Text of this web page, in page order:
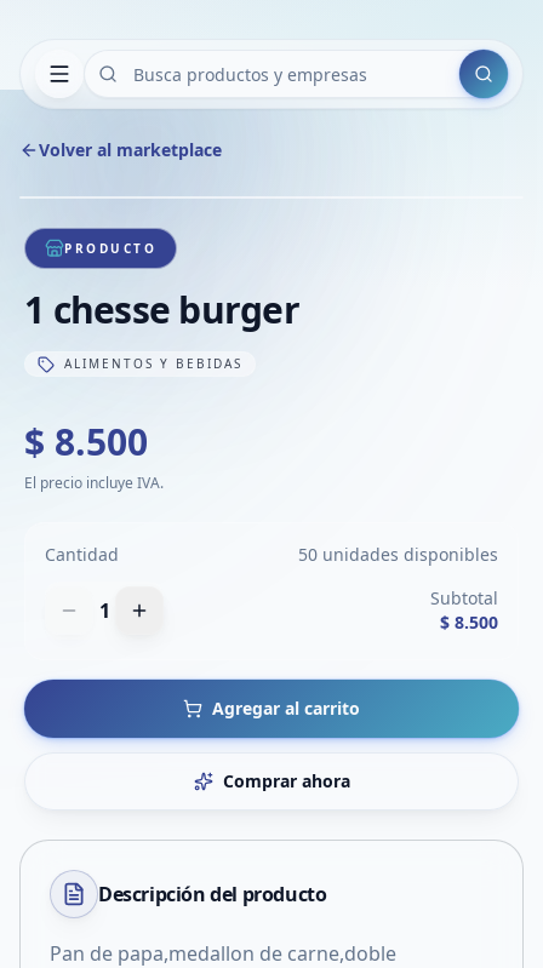
Buscar
Volver al marketplace
1/1
PRODUCTO
1 chesse burger
ALIMENTOS Y BEBIDAS
$ 8.500
El precio incluye IVA.
Cantidad 50 unidades disponibles
1
Subtotal
$ 8.500
Agregar al carrito
Comprar ahora
Descripción del producto
Pan de papa,medallon de carne,doble